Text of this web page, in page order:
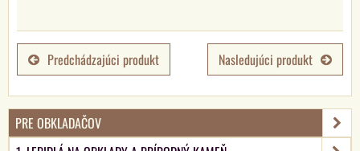
Predchádzajúci produkt Nasledujúci produkt
PRE OBKLADAČOV